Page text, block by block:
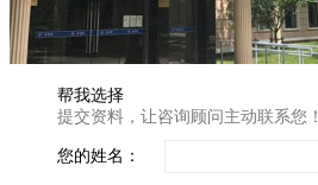
帮我选择
提交资料，让咨询顾问主动联系您！
您的姓名：